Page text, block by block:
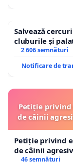
Salvează
cluburile și
2 606 semnături
Notificare de
Petiție
de câinii
Petiție privind
de câinii
46 semnături